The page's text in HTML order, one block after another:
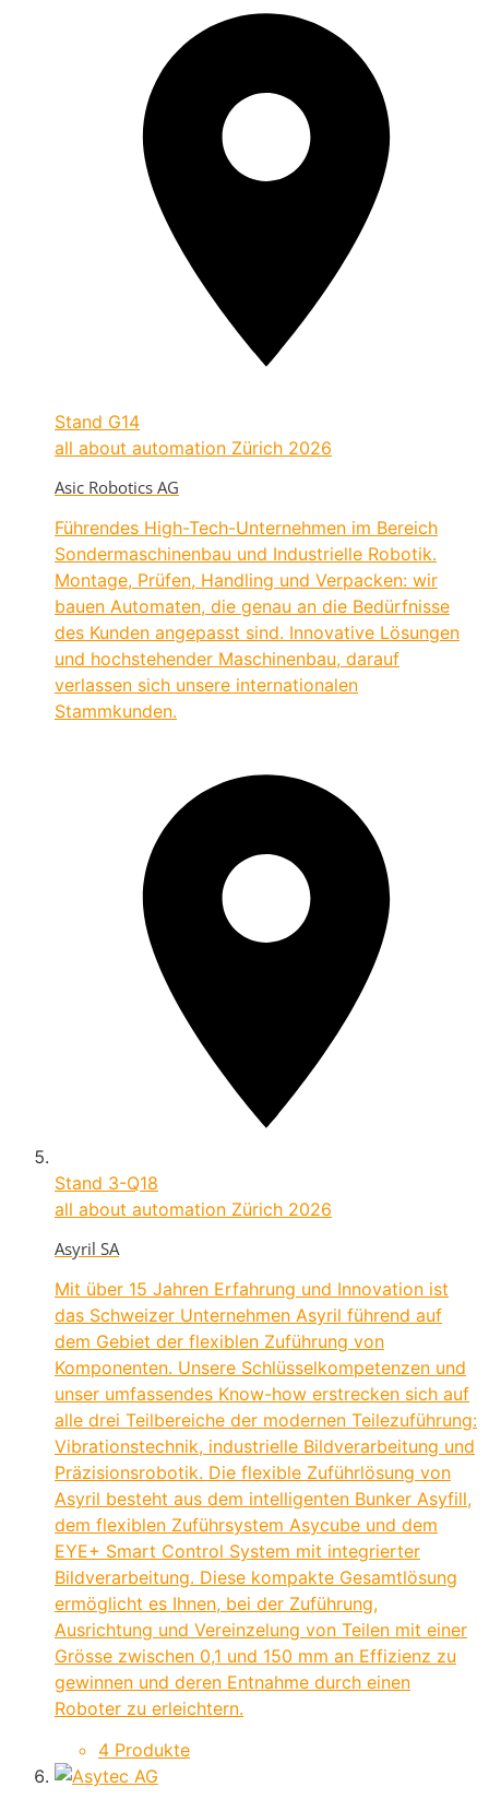
Stand G14
all about automation Zürich 2026
Asic Robotics AG
Führendes High-Tech-Unternehmen im Bereich
Sondermaschinenbau und Industrielle Robotik.
Montage, Prüfen, Handling und Verpacken: wir
bauen Automaten, die genau an die Bedürfnisse
des Kunden angepasst sind. Innovative Lösungen
und hochstehender Maschinenbau, darauf
verlassen sich unsere internationalen
Stammkunden.
Stand 3-Q18
all about automation Zürich 2026
Asyril SA
Mit über 15 Jahren Erfahrung und Innovation ist
das Schweizer Unternehmen Asyril führend auf
dem Gebiet der flexiblen Zuführung von
Komponenten. Unsere Schlüsselkompetenzen und
unser umfassendes Know-how erstrecken sich auf
alle drei Teilbereiche der modernen Teilezuführung:
Vibrationstechnik, industrielle Bildverarbeitung und
Präzisionsrobotik. Die flexible Zuführlösung von
Asyril besteht aus dem intelligenten Bunker Asyfill,
dem flexiblen Zuführsystem Asycube und dem
EYE+ Smart Control System mit integrierter
Bildverarbeitung. Diese kompakte Gesamtlösung
ermöglicht es Ihnen, bei der Zuführung,
Ausrichtung und Vereinzelung von Teilen mit einer
Grösse zwischen 0,1 und 150 mm an Effizienz zu
gewinnen und deren Entnahme durch einen
Roboter zu erleichtern.
4 Produkte